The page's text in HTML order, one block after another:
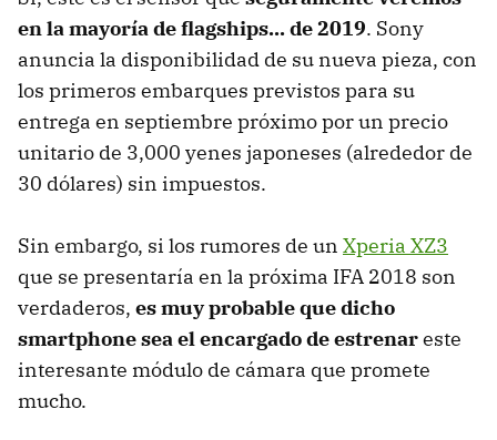
en la mayoría de flagships... de 2019. Sony
anuncia la disponibilidad de su nueva pieza, con
los primeros embarques previstos para su
entrega en septiembre próximo por un precio
unitario de 3,000 yenes japoneses (alrededor de
30 dólares) sin impuestos.
Sin embargo, si los rumores de un Xperia XZ3
que se presentaría en la próxima IFA 2018 son
verdaderos, es muy probable que dicho
smartphone sea el encargado de estrenareste
interesante módulo de cámara que promete
mucho.